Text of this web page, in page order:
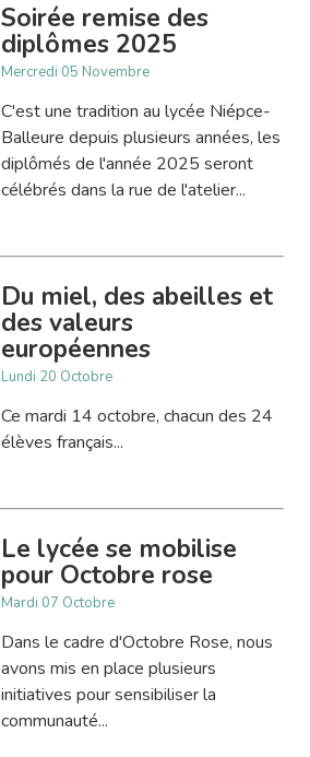
Soirée remise des
diplômes 2025
Mercredi 05 Novembre
C'est une tradition au lycée Niépce-
Balleure depuis plusieurs années, les
diplômés de l'année 2025 seront
célébrés dans la rue de l'atelier...
Du miel, des abeilles et
des valeurs
européennes
Lundi 20 Octobre
Ce mardi 14 octobre, chacun des 24
élèves français...
Le lycée se mobilise
pour Octobre rose
Mardi 07 Octobre
Dans le cadre d'Octobre Rose, nous
avons mis en place plusieurs
initiatives pour sensibiliser la
communauté...